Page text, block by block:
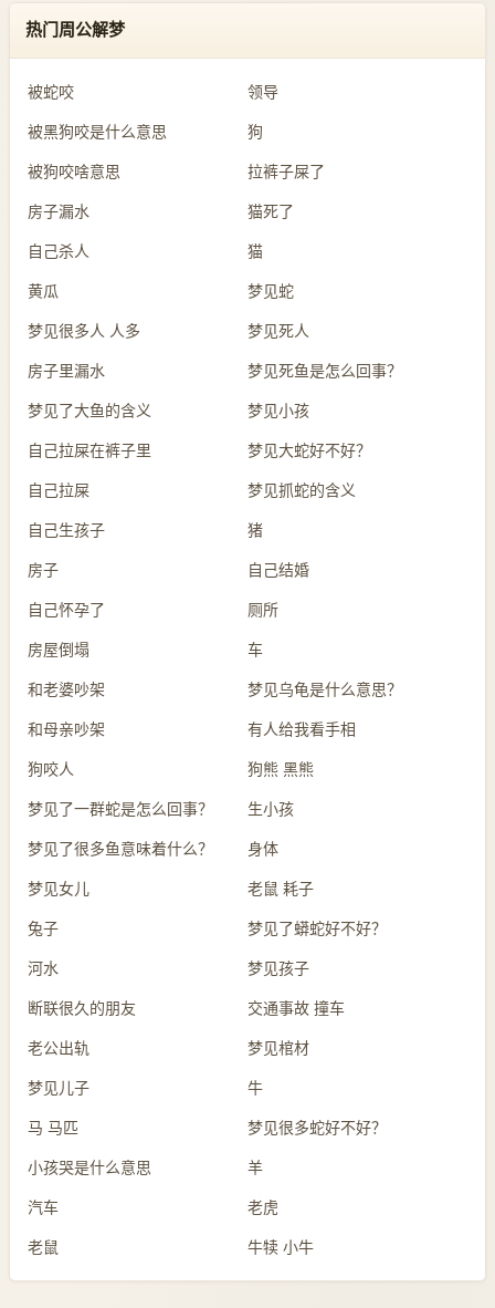
热门周公解梦
被蛇咬 领导
被黑狗咬是什么意思 狗
被狗咬啥意思 拉裤子屎了
房子漏水 猫死了
自己杀人 猫
黄瓜 梦见蛇
梦见很多人 人多 梦见死人
房子里漏水 梦见死鱼是怎么回事？
梦见了大鱼的含义 梦见小孩
自己拉屎在裤子里 梦见大蛇好不好？
自己拉屎 梦见抓蛇的含义
自己生孩子 猪
房子 自己结婚
自己怀孕了 厕所
房屋倒塌 车
和老婆吵架 梦见乌龟是什么意思？
和母亲吵架 有人给我看手相
狗咬人 狗熊 黑熊
梦见了一群蛇是怎么回事？ 生小孩
梦见了很多鱼意味着什么？ 身体
梦见女儿 老鼠 耗子
兔子 梦见了蟒蛇好不好？
河水 梦见孩子
断联很久的朋友 交通事故 撞车
老公出轨 梦见棺材
梦见儿子 牛
马 马匹 梦见很多蛇好不好？
小孩哭是什么意思 羊
汽车 老虎
老鼠 牛犊 小牛